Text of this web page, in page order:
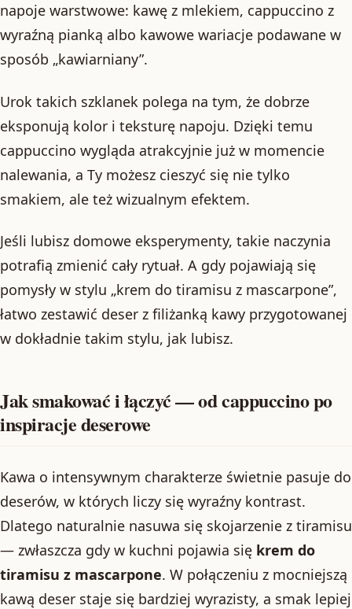
napoje warstwowe: kawę z mlekiem, cappuccino z
wyraźną pianką albo kawowe wariacje podawane w
sposób „kawiarniany”.
Urok takich szklanek polega na tym, że dobrze
eksponują kolor i teksturę napoju. Dzięki temu
cappuccino wygląda atrakcyjnie już w momencie
nalewania, a Ty możesz cieszyć się nie tylko
smakiem, ale też wizualnym efektem.
Jeśli lubisz domowe eksperymenty, takie naczynia
potrafią zmienić cały rytuał. A gdy pojawiają się
pomysły w stylu „krem do tiramisu z mascarpone”,
łatwo zestawić deser z filiżanką kawy przygotowanej
w dokładnie takim stylu, jak lubisz.
Jak smakować i łączyć — od cappuccino po
inspiracje deserowe
Kawa o intensywnym charakterze świetnie pasuje do
deserów, w których liczy się wyraźny kontrast.
Dlatego naturalnie nasuwa się skojarzenie z tiramisu
— zwłaszcza gdy w kuchni pojawia się krem do
tiramisu z mascarpone. W połączeniu z mocniejszą
kawą deser staje się bardziej wyrazisty, a smak lepiej